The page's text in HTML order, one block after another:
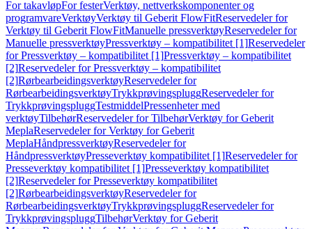
For takavløpFor festerVerktøy, nettverkskomponenter og
programvareVerktøyVerktøy til Geberit FlowFitReservedeler for
Verktøy til Geberit FlowFitManuelle pressverktøyReservedeler for
Manuelle pressverktøyPressverktøy – kompatibilitet [1]Reservedeler
for Pressverktøy – kompatibilitet [1]Pressverktøy – kompatibilitet
[2]Reservedeler for Pressverktøy – kompatibilitet
[2]RørbearbeidingsverktøyReservedeler for
RørbearbeidingsverktøyTrykkprøvingspluggReservedeler for
TrykkprøvingspluggTestmiddelPressenheter med
verktøyTilbehørReservedeler for TilbehørVerktøy for Geberit
MeplaReservedeler for Verktøy for Geberit
MeplaHåndpressverktøyReservedeler for
HåndpressverktøyPresseverktøy kompatibilitet [1]Reservedeler for
Presseverktøy kompatibilitet [1]Presseverktøy kompatibilitet
[2]Reservedeler for Presseverktøy kompatibilitet
[2]RørbearbeidingsverktøyReservedeler for
RørbearbeidingsverktøyTrykkprøvingspluggReservedeler for
TrykkprøvingspluggTilbehørVerktøy for Geberit